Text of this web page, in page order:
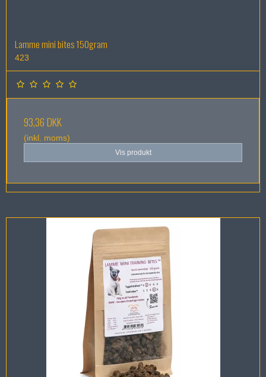
Lamme mini bites 150gram
423
93,36 DKK
(inkl. moms)
Vis produkt